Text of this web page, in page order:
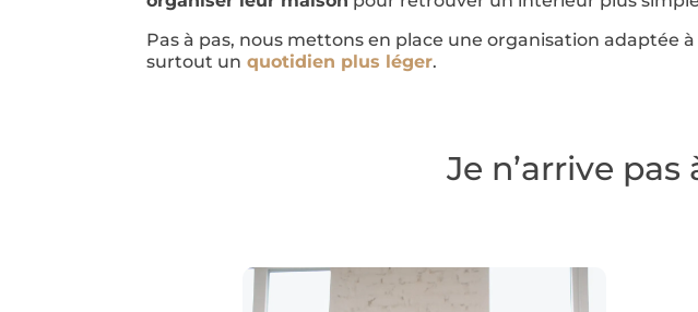
Pas à pas, nous mettons en place une organisation adaptée
surtout un quotidien plus léger.
Je n’arrive